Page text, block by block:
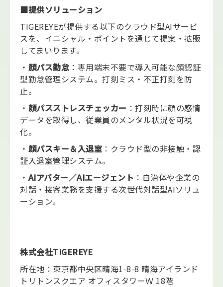
■提供ソリューション
TIGEREYEが提供する以下のクラウド型AIサービ
スを、イニシャル・ポイントを通じて提案・拡販
してまいります。
・ 顔パス勤怠 ：専用端末不要で導入可能な顔認証
型勤怠管理システム。打刻ミス・不正打刻を防
止。
・ 顔パスストレスチェッカー ：打刻時に顔の感情
データを取得し、従業員のメンタル状況を可視
化。
・ 顔パスキー＆入退室 ：クラウド型の非接触・認
証入退室管理システム。
・AIアバター／AIエージェント ：自治体や企業の
対話・接客業務を支援する次世代対話型AIソリュ
ーション。
株式会社TIGEREYE
所在地：東京都中央区晴海1-8-8 晴海アイランド
トリトンスクエア オフィスタワーＷ 18階